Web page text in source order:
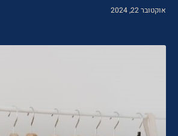
אוקטובר 22, 2024